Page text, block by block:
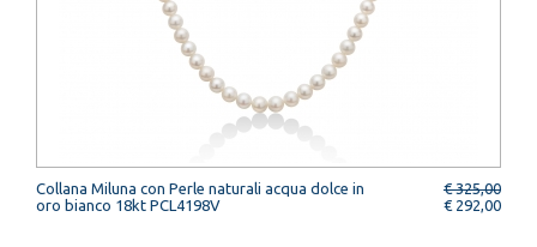
Collana Miluna con Perle naturali acqua dolce in
oro bianco 18kt PCL4198V
€ 325,00
€ 292,00